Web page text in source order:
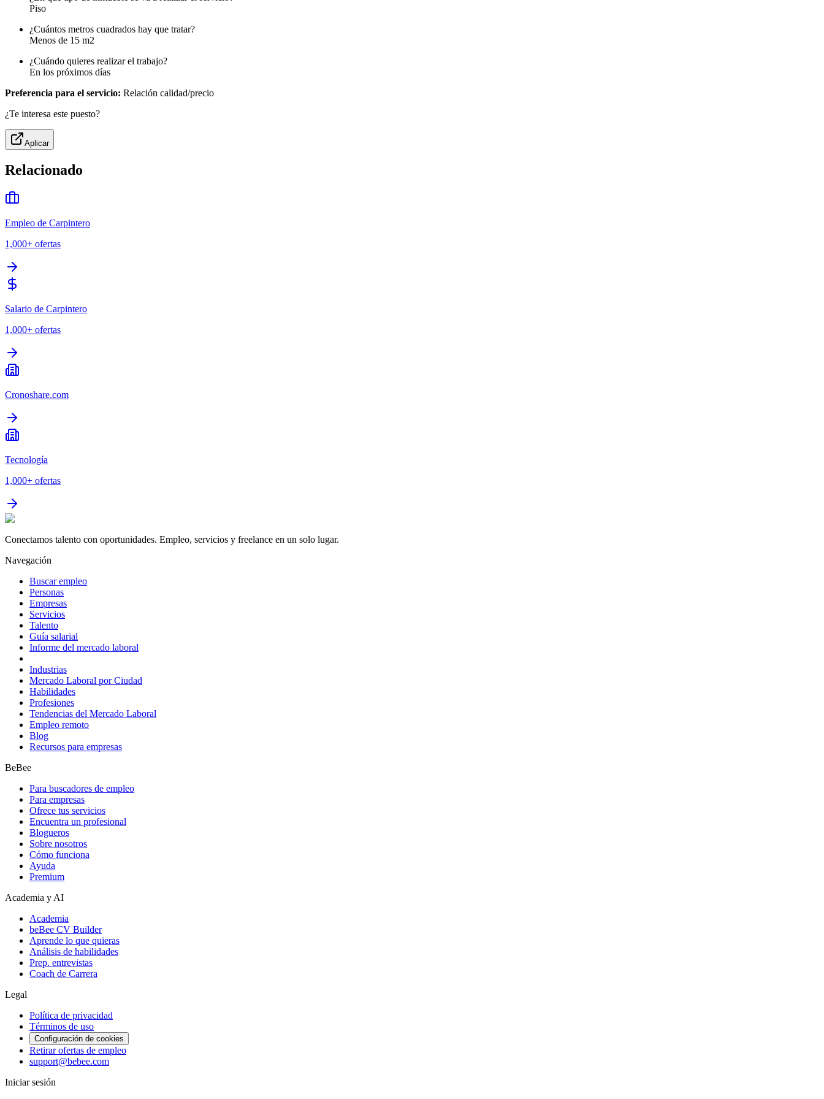
Piso
¿Cuántos metros cuadrados hay que tratar?
Menos de 15 m2
¿Cuándo quieres realizar el trabajo?
En los próximos días
Preferencia para el servicio: Relación calidad/precio
¿Te interesa este puesto?
Aplicar
Relacionado
Empleo de Carpintero
1,000+ ofertas
Salario de Carpintero
1,000+ ofertas
Cronoshare.com
Tecnología
1,000+ ofertas
Conectamos talento con oportunidades. Empleo, servicios y freelance en un solo lugar.
Navegación
Buscar empleo
Personas
Empresas
Servicios
Talento
Guía salarial
Informe del mercado laboral
Industrias
Mercado Laboral por Ciudad
Habilidades
Profesiones
Tendencias del Mercado Laboral
Empleo remoto
Blog
Recursos para empresas
BeBee
Para buscadores de empleo
Para empresas
Ofrece tus servicios
Encuentra un profesional
Blogueros
Sobre nosotros
Cómo funciona
Ayuda
Premium
Academia y AI
Academia
beBee CV Builder
Aprende lo que quieras
Análisis de habilidades
Prep. entrevistas
Coach de Carrera
Legal
Política de privacidad
Términos de uso
Configuración de cookies
Retirar ofertas de empleo
support@bebee.com
Iniciar sesión